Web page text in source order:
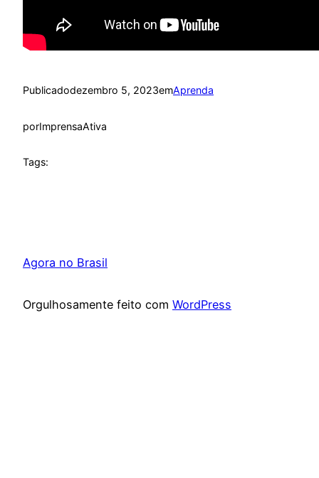
Publicadodezembro 5, 2023emAprenda
porImprensaAtiva
Tags:
Agora no Brasil
Orgulhosamente feito com WordPress